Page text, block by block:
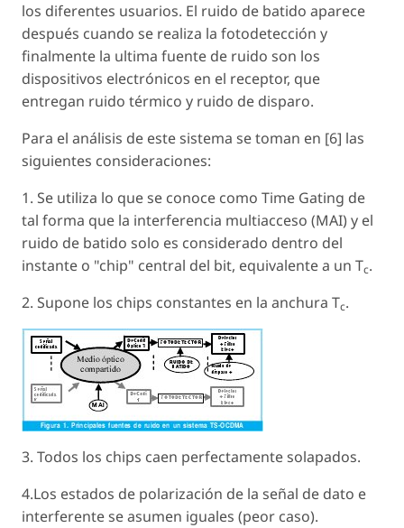
los diferentes usuarios. El ruido de batido aparece
después cuando se realiza la fotodetección y
finalmente la ultima fuente de ruido son los
dispositivos electrónicos en el receptor, que
entregan ruido térmico y ruido de disparo.
Para el análisis de este sistema se toman en [6] las
siguientes consideraciones:
1. Se utiliza lo que se conoce como Time Gating de
tal forma que la interferencia multiacceso (MAI) y el
ruido de batido solo es considerado dentro del
instante o "chip" central del bit, equivalente a un Tc.
2. Supone los chips constantes en la anchura Tc.
3. Todos los chips caen perfectamente solapados.
4.Los estados de polarización de la señal de dato e
interferente se asumen iguales (peor caso).